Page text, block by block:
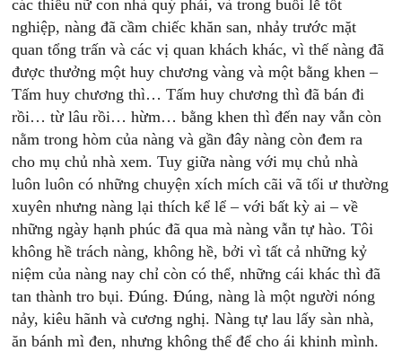
các thiếu nữ con nhà quý phải, và trong buổi lễ tốt
nghiệp, nàng đã cầm chiếc khăn san, nhảy trước mặt
quan tổng trấn và các vị quan khách khác, vì thế nàng đã
được thưởng một huy chương vàng và một bằng khen –
Tấm huy chương thì… Tấm huy chương thì đã bán đi
rồi… từ lâu rồi… hừm… bằng khen thì đến nay vẫn còn
nằm trong hòm của nàng và gần đây nàng còn đem ra
cho mụ chủ nhà xem. Tuy giữa nàng với mụ chủ nhà
luôn luôn có những chuyện xích mích cãi vã tối ư thường
xuyên nhưng nàng lại thích kể lể – với bất kỳ ai – về
những ngày hạnh phúc đã qua mà nàng vẫn tự hào. Tôi
không hề trách nàng, không hề, bởi vì tất cả những kỷ
niệm của nàng nay chỉ còn có thể, những cái khác thì đã
tan thành tro bụi. Đúng. Đúng, nàng là một người nóng
nảy, kiêu hãnh và cương nghị. Nàng tự lau lấy sàn nhà,
ăn bánh mì đen, nhưng không thể để cho ái khinh mình.